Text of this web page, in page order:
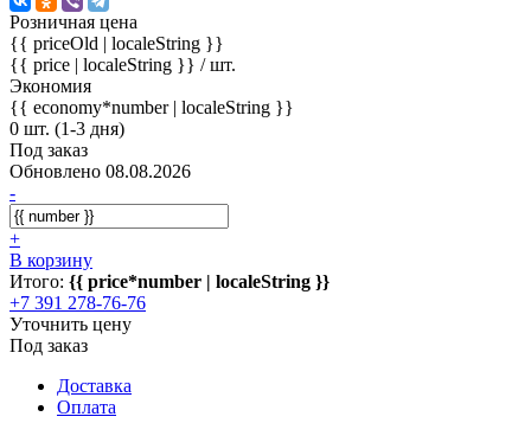
Розничная цена
{{ priceOld | localeString }}
{{ price | localeString }} / шт.
Экономия
{{ economy*number | localeString }}
0 шт. (1-3 дня)
Под заказ
Обновлено 08.08.2026
-
+
В корзину
Итого: {{ price*number | localeString }}
+7 391 278-76-76
Уточнить цену
Под заказ
Доставка
Оплата